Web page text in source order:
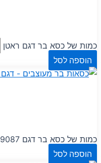
כמות של כסא בר דגם ראטן
הוספה לסל
כמות של כסא בר דגם 9087 - אפור
הוספה לסל